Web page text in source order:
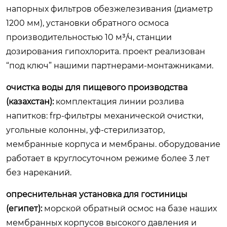
напорных фильтров обезжелезивания (диаметр
1200 мм), установки обратного осмоса
производительностью 10 м³/ч, станции
дозирования гипохлорита. проект реализован
“под ключ” нашими партнерами-монтажниками.
очистка воды для пищевого производства
(казахстан):комплектация линии розлива
напитков: frp-фильтры механической очистки,
угольные колонны, уф-стерилизатор,
мембранные корпуса и мембраны. оборудование
работает в круглосуточном режиме более 3 лет
без нареканий.
опреснительная установка для гостиницы
(египет):морской обратный осмос на базе наших
мембранных корпусов высокого давления и